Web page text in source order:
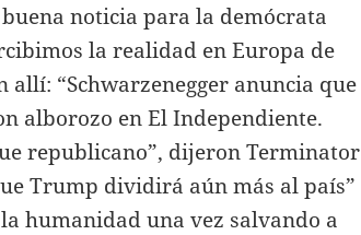
noticia para la demócrata
la realidad en Europa de
“Schwarzenegger anuncia que
alborozo en El Independiente.
republicano”, dijeron Terminator
Trump dividirá aún más al país”
humanidad una vez salvando a